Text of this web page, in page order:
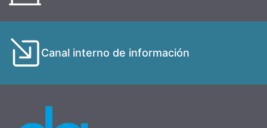
Canal interno de información